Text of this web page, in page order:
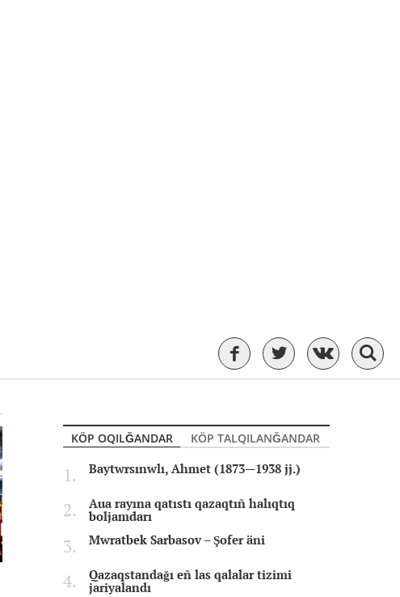
KÖP OQILĞANDAR
KÖP TALQILANĞANDAR
Baytwrsınwlı, Ahmet (1873—1938 jj.)
Aua rayına qatıstı qazaqtıñ halıqtıq
boljamdarı
Mwratbek Sarbasov – Şofer äni
Qazaqstandağı eñ las qalalar tizimi
jariyalandı